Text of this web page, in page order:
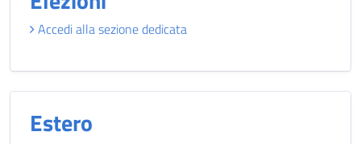
Accedi alla sezione dedicata
Estero